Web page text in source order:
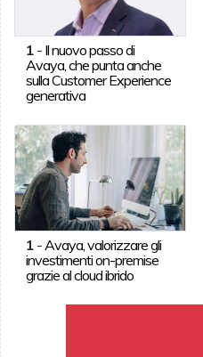
1- Il nuovo passo di
Avaya, che punta anche
sulla Customer Experience
generativa
1- Avaya, valorizzare gli
investimenti on-premise
grazie al cloud ibrido